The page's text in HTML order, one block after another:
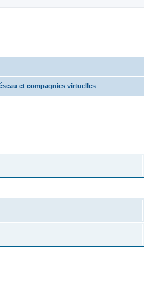
et compagnies virtuelles